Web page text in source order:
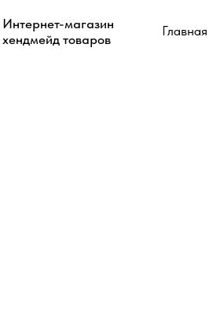
Интернет-магазин
хендмейд товаров
Главная
Интернет-магазин
хендмейд товаров
Главная